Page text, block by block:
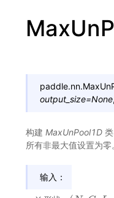
paddle.nn.
output_size=None
构建 MaxUnPool1D
所有非最大值设置为零
输入：